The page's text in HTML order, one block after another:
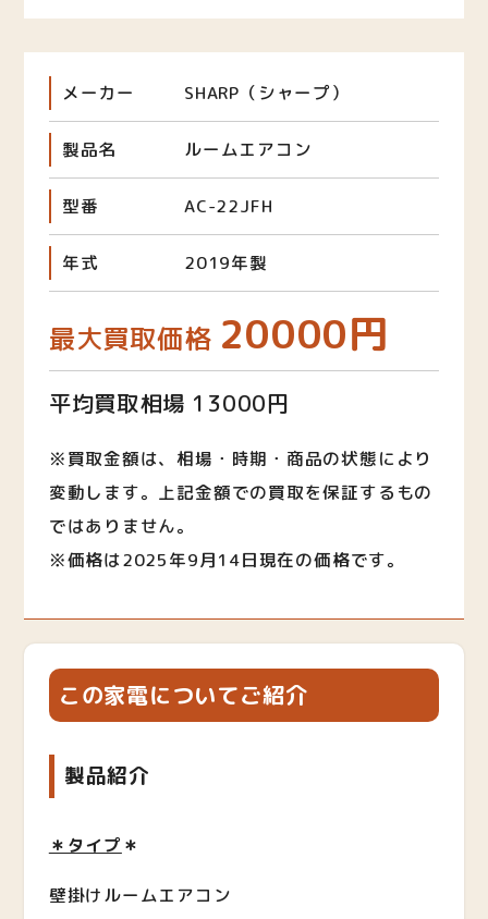
メーカー SHARP（シャープ）
製品名 ルームエアコン
型番 AC-22JFH
年式 2019年製
最大買取価格 20000円
平均買取相場 13000円
※買取金額は、相場・時期・商品の状態により
変動します。上記金額での買取を保証するもの
ではありません。
※価格は2025年9月14日現在の価格です。
この家電についてご紹介
製品紹介
＊タイプ ＊
壁掛けルームエアコン